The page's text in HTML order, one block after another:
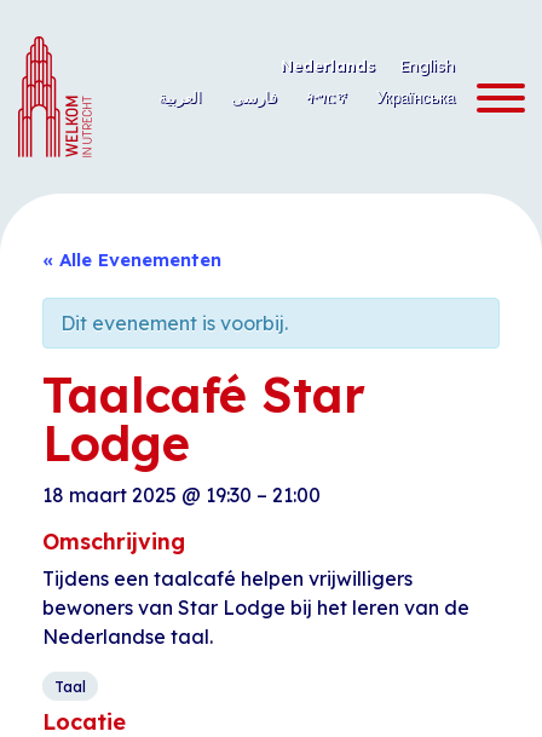
naar
de
inhoud
Nederlands
English
العربية
فارسی ትግርኛ Українська
« Alle Evenementen
Dit evenement is voorbij.
Taalcafé Star
Lodge
18 maart 2025 @ 19:30 – 21:00
Omschrijving
Tijdens een taalcafé helpen vrijwilligers
bewoners van Star Lodge bij het leren van de
Nederlandse taal.
Taal
Locatie